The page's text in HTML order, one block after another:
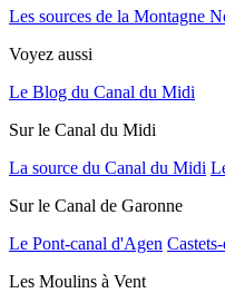
Les sources de la Montagne
Voyez aussi
Le Blog du Canal du Midi
Sur le Canal du Midi
La source du Canal du Midi
Sur le Canal de Garonne
Le Pont-canal d'Agen
Les Moulins à Vent